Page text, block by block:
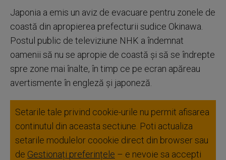
Japonia a emis un aviz de evacuare pentru zonele de
coastă din apropierea prefecturii sudice Okinawa.
Postul public de televiziune NHK a îndemnat
oamenii să nu se apropie de coastă şi să se îndrepte
spre zone mai înalte, în timp ce pe ecran apăreau
avertismente în engleză şi japoneză.
Setarile tale privind cookie-urile nu permit afisarea
continutul din aceasta sectiune. Poti actualiza
setarile modulelor coookie direct din browser sau
de Gestionați preferințele – e nevoie sa accepti